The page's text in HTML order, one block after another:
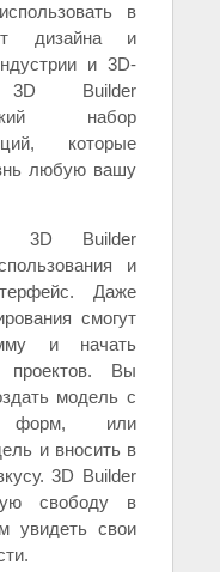
в
дизайна и
и 3D-
3D Builder
набор
которые
любую вашу
3D Builder
и
Даже
смогут
и начать
проектов. Вы
модель с
форм, или
и вносить в
3D Builder
свободу в
увидеть свои